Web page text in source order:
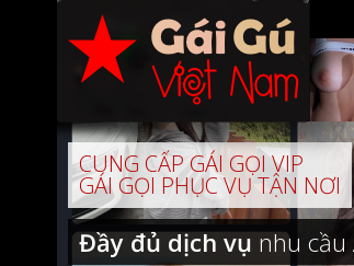
CUNG CẤP GÁI GỌI VIP
GÁI GỌI PHỤC VỤ TẬN NƠI
Đầy đủ dịch vụnhu cầu